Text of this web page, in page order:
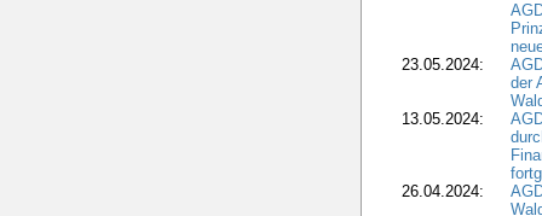
23.05.2024:
der
13.05.2024:
26.04.2024: